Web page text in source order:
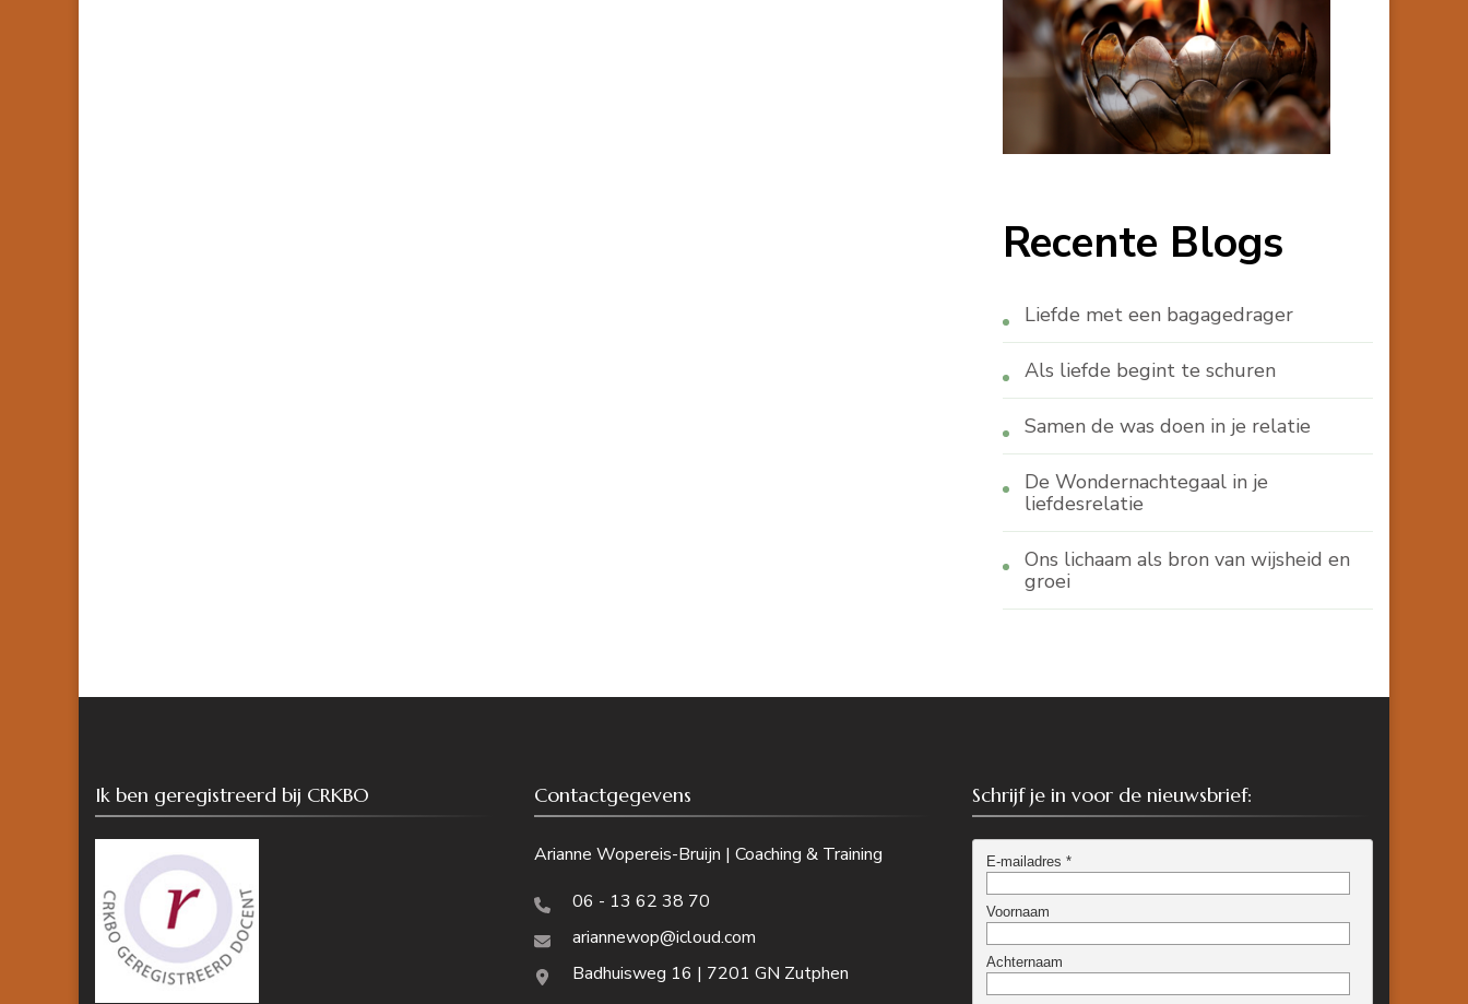
Recente Blogs
Liefde met een bagagedrager
Als liefde begint te schuren
Samen de was doen in je relatie
De Wondernachtegaal in je
liefdesrelatie
Ons lichaam als bron van wijsheid en
groei
Ik ben geregistreerd bij CRKBO Contactgegevens
Arianne Wopereis-Bruijn | Coaching & Training
06 - 13 62 38 70
ariannewop@icloud.com
Badhuisweg 16 | 7201 GN Zutphen
Schrijf je in voor de nieuwsbrief: